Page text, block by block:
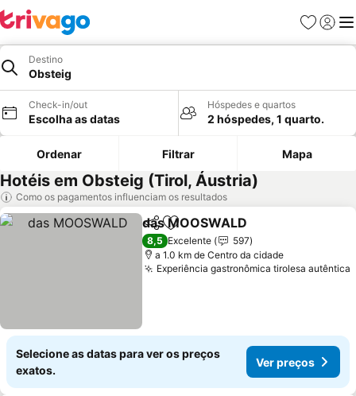
Favoritos
Iniciar
Destino
Obsteig
Check-in/out
Escolha as datas
Hóspedes e quartos
2 hóspedes, 1 quarto.
Ordenar Filtrar Mapa
Hotéis em Obsteig (Tirol, Áustria)
Como os pagamentos influenciam os resultados
PartilharAdicionar aos favoritos
das MOOSWALD
8,5 Excelente
597
a 1.0 km de Centro da cidade
Experiência gastronômica tirolesa autêntica
Selecione as datas para ver os preços
exatos.
Ver preços